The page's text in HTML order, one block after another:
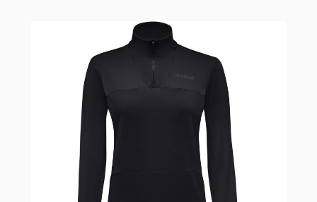
Clicken, um das Karussell zu überspringen